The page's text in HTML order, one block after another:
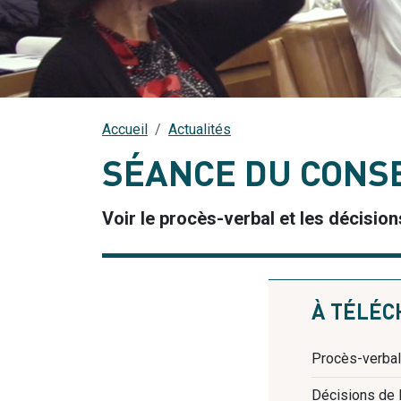
Accueil Actualités
SÉANCE DU
Voir le procès-verbal et les
À
Procès-
Décisions de